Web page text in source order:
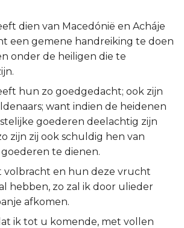
dien van Macedónië en Acháje
een gemene handreiking te doen
onder de heiligen die te
hun zo goedgedacht; ook zijn
want indien de heidenen
goederen deelachtig zijn
zijn zij ook schuldig hen van
goederen te dienen.
volbracht en hun deze vrucht
hebben, zo zal ik door ulieder
afkomen.
ik tot u komende, met vollen